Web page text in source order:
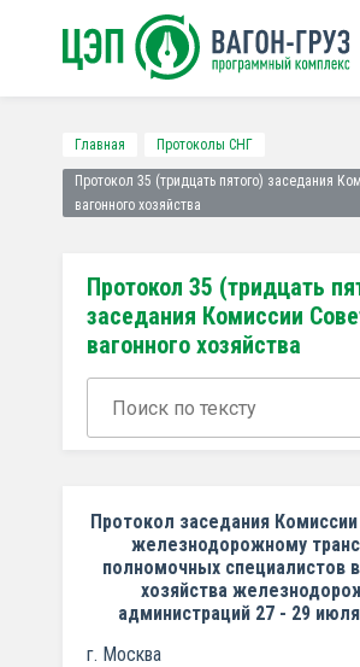
Главная Протоколы СНГ
Протокол 35 (тридцать пятого) заседания
вагонного хозяйства
Протокол 35 (тридцать
заседания Комиссии
вагонного хозяйства
Протокол заседания
железнодорожному
полномочных специалистов
хозяйства
администраций 27 - 29
г. Москва